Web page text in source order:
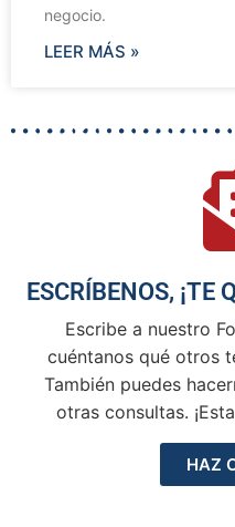
negocio.
LEER MÁS »
ESCRÍBENOS, ¡TE
Escribe a nuestro
cuéntanos qué otros
También puedes
otras consultas.
HAZ